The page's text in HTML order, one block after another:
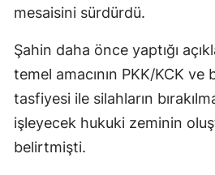
mesaisini sürdürdü.
Şahin daha önce yaptığı
temel amacının PKK/KCK ve
tasfiyesi ile silahların
işleyecek hukuki zeminin
belirtmişti.